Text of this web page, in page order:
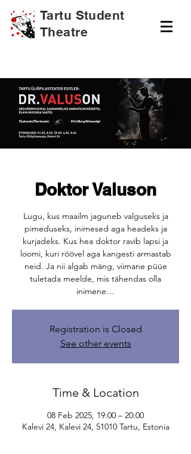
Tartu Student
Theatre
Doktor Valuson
Lugu, kus maailm jaguneb valguseks ja
pimeduseks, inimesed aga headeks ja
kurjadeks. Kus hea doktor ravib lapsi ja
loomi, kuri röövel aga kangesti armastab
neid. Ja nii algab mäng, viimane püüe
tuletada meelde, mis tähendas olla
inimene…
Registration is Closed
See other events
Time & Location
08 Feb 2025, 19:00 – 20:00
Kalevi 24, Kalevi 24, 51010 Tartu, Estonia